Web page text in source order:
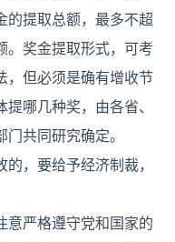
的提取总额，最多不超
。奖金提取形式，可考
，但必须是确有增收节
哪几种奖，由各省、
共同研究确定。
，要给予经济制裁，
意严格遵守党和国家的